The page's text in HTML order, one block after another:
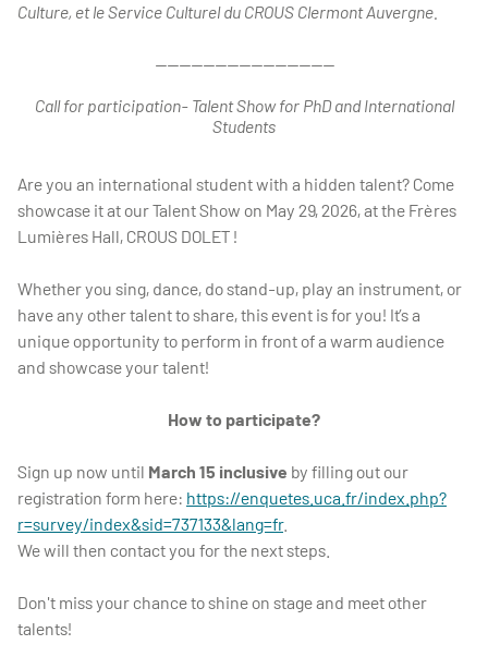
Culture, et le Service Culturel du CROUS Clermont Auvergne.
------------------------------
Call for participation- Talent Show for PhD and International
Students
Are you an international student with a hidden talent? Come
showcase it at our Talent Show on May 29, 2026, at the Frères
Lumières Hall, CROUS DOLET !
Whether you sing, dance, do stand-up, play an instrument, or
have any other talent to share, this event is for you! It’s a
unique opportunity to perform in front of a warm audience
and showcase your talent!
How to participate?
Sign up now until March 15 inclusive by filling out our
registration form here: https://enquetes.uca.fr/index.php?
r=survey/index&sid=737133&lang=fr.
We will then contact you for the next steps.
Don't miss your chance to shine on stage and meet other
talents!